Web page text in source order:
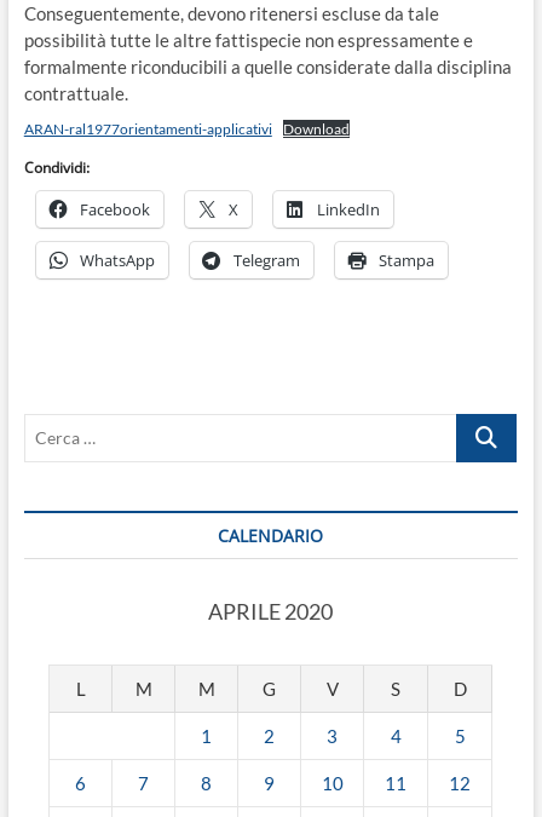
Conseguentemente, devono ritenersi escluse da tale
possibilità tutte le altre fattispecie non espressamente e
formalmente riconducibili a quelle considerate dalla disciplina
contrattuale.
ARAN-ral1977orientamenti-applicativi Download
Condividi:
Facebook X LinkedIn
WhatsApp Telegram Stampa
Cerca
CALENDARIO
APRILE 2020
L M M G V S D
1 2 3 4 5
6 7 8 9 10 11 12